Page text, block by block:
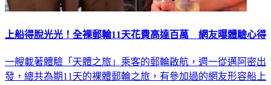
上船得脫光光！全裸郵輪11天花費高達百萬 網友曝體驗心得
一艘載著體驗「天體之旅」乘客的郵輪啟航，週一從邁阿密出
發，總共為期11天的裸體郵輪之旅，有參加過的網友形容船上